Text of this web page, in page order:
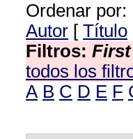
Ordenar por:
Autor [ Título
Filtros:
todos los
A B C D E F